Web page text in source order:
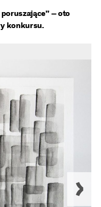
– oto
konkursu.